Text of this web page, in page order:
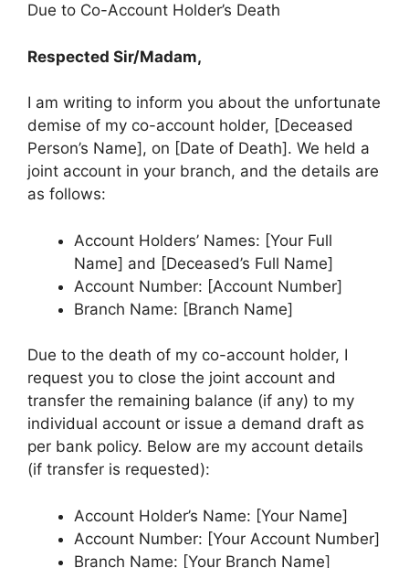
Due to Co-Account Holder’s Death
Respected Sir/Madam,
I am writing to inform you about the unfortunate
demise of my co-account holder, [Deceased
Person’s Name], on [Date of Death]. We held a
joint account in your branch, and the details are
as follows:
Account Holders’ Names: [Your Full
Name] and [Deceased’s Full Name]
Account Number: [Account Number]
Branch Name: [Branch Name]
Due to the death of my co-account holder, I
request you to close the joint account and
transfer the remaining balance (if any) to my
individual account or issue a demand draft as
per bank policy. Below are my account details
(if transfer is requested):
Account Holder’s Name: [Your Name]
Account Number: [Your Account Number]
Branch Name: [Your Branch Name]